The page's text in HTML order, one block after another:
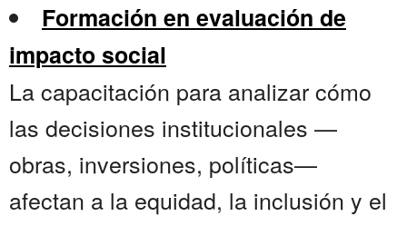
Formación en evaluación de
impacto social
La capacitación para analizar cómo
las decisiones institucionales —
obras, inversiones, políticas—
afectan a la equidad, la inclusión y el